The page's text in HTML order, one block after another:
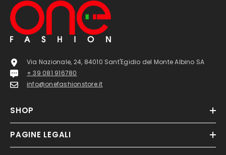
Via Nazionale, 24, 84010 Sant'Egidio del Monte Albino SA
+ 39 081 916780
info@onefashionstore.it
SHOP
PAGINE LEGALI